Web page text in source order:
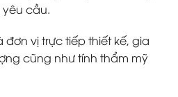
cầu.
vị trực tiếp thiết kế, gia
cũng như tính thẩm mỹ